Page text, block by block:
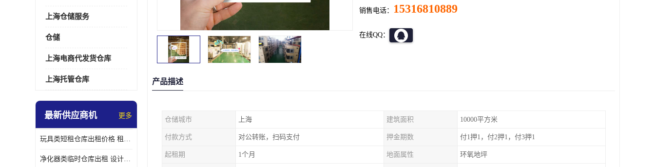
上海仓储服务
仓储
上海电商代发货仓库
上海托管仓库
最新供应商机 更多
玩具类短租仓库出租价格 租期灵活 智能电商配套
净化器类临时仓库出租 设计简单 电商仓储物流战略合作
销售电话： 15316810889
在线QQ：
产品描述
仓储城市 上海 建筑面积 10000平方米
付款方式 对公转账，扫码支付 押金期数 付1押1，付2押1，付3押1
起租期 1个月 地面属性 环氧地坪